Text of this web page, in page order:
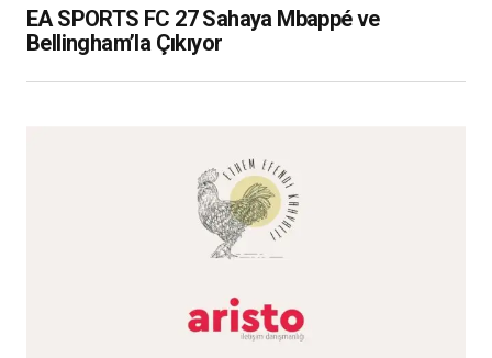
EA SPORTS FC 27 Sahaya Mbappé ve
Bellingham’la Çıkıyor